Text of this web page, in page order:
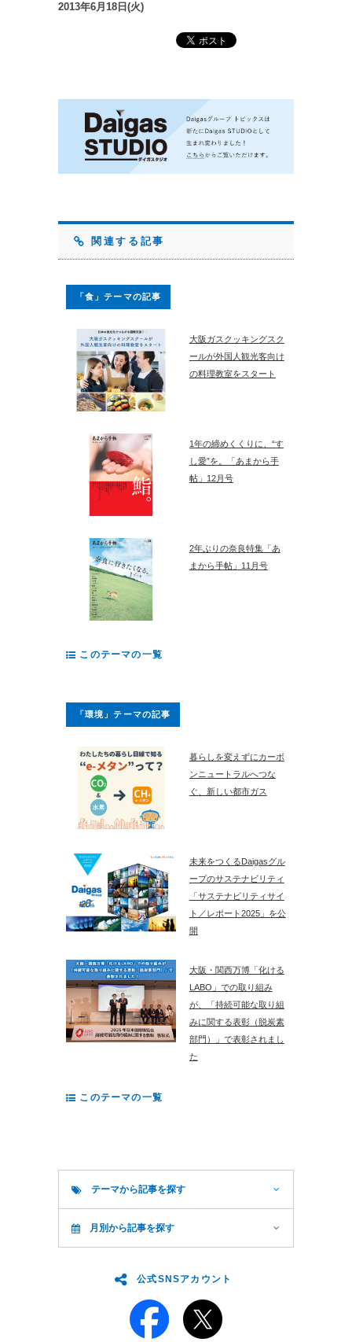
2013年6月18日(火)
関連する記事
「食」テーマの記事
大阪ガスクッキングスク
ールが外国人観光客向け
の料理教室をスタート
1年の締めくくりに、“す
し愛”を。「あまから手
帖」12月号
2年ぶりの奈良特集「あ
まから手帖」11月号
このテーマの一覧
「環境」テーマの記事
暮らしを変えずにカーボ
ンニュートラルへつな
ぐ、新しい都市ガス
未来をつくるDaigasグル
ープのサステナビリティ
「サステナビリティサイ
ト／レポート2025」を公
開
大阪・関西万博「化ける
LABO」での取り組み
が、「持続可能な取り組
みに関する表彰（脱炭素
部門）」で表彰されまし
た
このテーマの一覧
テーマから記事を探す
月別から記事を探す
公式SNSアカウント